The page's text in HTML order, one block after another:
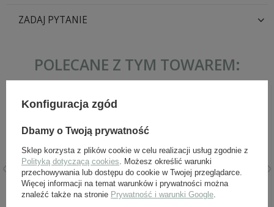
ZADAJ PYTANIE
POLECANE Z TYM TOWAREM:
EREL Feldmütze Panzer M43
Obszycie Adler SS, czarne,
sukienne - wojska pancerne
Konfiguracja zgód
Dbamy o Twoją prywatność
Sklep korzysta z plików cookie w celu realizacji usług zgodnie z
Polityką dotyczącą cookies . Możesz określić warunki
przechowywania lub dostępu do cookie w Twojej przeglądarce.
Więcej informacji na temat warunków i prywatności można
znaleźć także na stronie Prywatność i warunki Google